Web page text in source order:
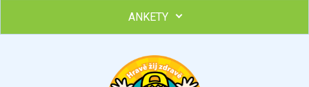
Hubněte s podporou lektorky a skupiny v kurzech STOBu
Chcete poradit s hubnutím? Najděte si odborníka STOBu ve
ANKETY